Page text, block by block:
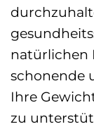
natürlichen
schonende
Ihre
zu